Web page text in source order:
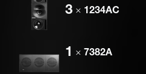
3 × 1234AC
1 × 7382A